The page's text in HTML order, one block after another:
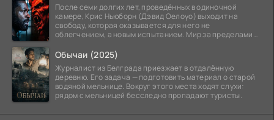
После семи долгих лет, проведённых в одиночной
камере, Крис Ньюборн (Дэвид Оелоуо) выходит на
свободу, которая оказывается для него не
облегчением, а новым испытанием. Мир за пределами
Обычаи (2025)
Журналист из Белграда приезжает в отдалённую
деревню. Его задача — подготовить материал о старой
водяной мельнице. Вокруг этого места ходят слухи:
рядом с мельницей бесследно пропадают туристы.